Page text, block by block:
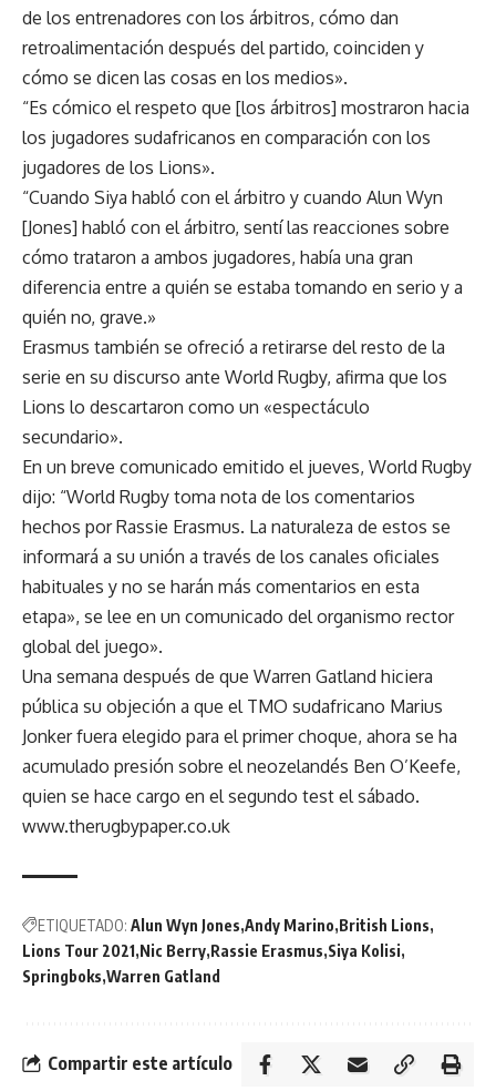
de los entrenadores con los árbitros, cómo dan
retroalimentación después del partido, coinciden y
cómo se dicen las cosas en los medios».
“Es cómico el respeto que [los árbitros] mostraron hacia
los jugadores sudafricanos en comparación con los
jugadores de los Lions».
“Cuando Siya habló con el árbitro y cuando Alun Wyn
[Jones] habló con el árbitro, sentí las reacciones sobre
cómo trataron a ambos jugadores, había una gran
diferencia entre a quién se estaba tomando en serio y a
quién no, grave.»
Erasmus también se ofreció a retirarse del resto de la
serie en su discurso ante World Rugby, afirma que los
Lions lo descartaron como un «espectáculo
secundario».
En un breve comunicado emitido el jueves, World Rugby
dijo: “World Rugby toma nota de los comentarios
hechos por Rassie Erasmus. La naturaleza de estos se
informará a su unión a través de los canales oficiales
habituales y no se harán más comentarios en esta
etapa», se lee en un comunicado del organismo rector
global del juego».
Una semana después de que Warren Gatland hiciera
pública su objeción a que el TMO sudafricano Marius
Jonker fuera elegido para el primer choque, ahora se ha
acumulado presión sobre el neozelandés Ben O’Keefe,
quien se hace cargo en el segundo test el sábado.
www.therugbypaper.co.uk
ETIQUETADO: Alun Wyn Jones Andy Marino British Lions
Lions Tour 2021 Nic Berry Rassie Erasmus Siya Kolisi
Springboks Warren Gatland
Compartir este artículo